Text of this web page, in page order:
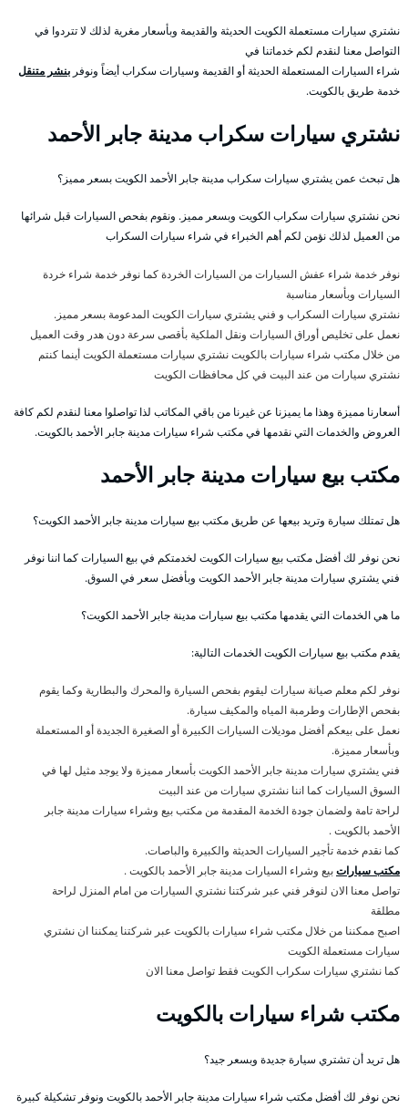
نشتري سيارات مستعملة الكويت الحديثة والقديمة وبأسعار مغرية لذلك لا تتردوا في
التواصل معنا لنقدم لكم خدماتنا في
شراء السيارات المستعملة الحديثة أو القديمة وسيارات سكراب أيضاً ونوفر بنشر متنقل
خدمة طريق بالكويت.
نشتري سيارات سكراب مدينة جابر الأحمد
هل تبحث عمن يشتري سيارات سكراب مدينة جابر الأحمد الكويت بسعر مميز؟
نحن نشتري سيارات سكراب الكويت وبسعر مميز. ونقوم بفحص السيارات قبل شرائها
من العميل لذلك نؤمن لكم أهم الخبراء في شراء سيارات السكراب
نوفر خدمة شراء عفش السيارات من السيارات الخردة كما نوفر خدمة شراء خردة
السيارات وبأسعار مناسبة
نشتري سيارات السكراب و فني يشتري سيارات الكويت المدعومة بسعر مميز.
نعمل على تخليص أوراق السيارات ونقل الملكية بأقصى سرعة دون هدر وقت العميل
من خلال مكتب شراء سيارات بالكويت نشتري سيارات مستعملة الكويت أينما كنتم
نشتري سيارات من عند البيت في كل محافظات الكويت
أسعارنا مميزة وهذا ما يميزنا عن غيرنا من باقي المكاتب لذا تواصلوا معنا لنقدم لكم كافة
العروض والخدمات التي نقدمها في مكتب شراء سيارات مدينة جابر الأحمد بالكويت.
مكتب بيع سيارات مدينة جابر الأحمد
هل تمتلك سيارة وتريد بيعها عن طريق مكتب بيع سيارات مدينة جابر الأحمد الكويت؟
نحن نوفر لك أفضل مكتب بيع سيارات الكويت لخدمتكم في بيع السيارات كما اننا نوفر
فني يشتري سيارات مدينة جابر الأحمد الكويت وبأفضل سعر في السوق.
ما هي الخدمات التي يقدمها مكتب بيع سيارات مدينة جابر الأحمد الكويت؟
يقدم مكتب بيع سيارات الكويت الخدمات التالية:
نوفر لكم معلم صيانة سيارات ليقوم بفحص السيارة والمحرك والبطارية وكما يقوم
بفحص الإطارات وطرمبة المياه والمكيف سيارة.
نعمل على بيعكم أفضل موديلات السيارات الكبيرة أو الصغيرة الجديدة أو المستعملة
وبأسعار مميزة.
فني يشتري سيارات مدينة جابر الأحمد الكويت بأسعار مميزة ولا يوجد مثيل لها في
السوق السيارات كما اننا نشتري سيارات من عند البيت
لراحة تامة ولضمان جودة الخدمة المقدمة من مكتب بيع وشراء سيارات مدينة جابر
الأحمد بالكويت .
كما نقدم خدمة تأجير السيارات الحديثة والكبيرة والباصات.
مكتب سياراتبيع وشراء السيارات مدينة جابر الأحمد بالكويت .
تواصل معنا الان لنوفر فني عبر شركتنا نشتري السيارات من امام المنزل لراحة
مطلقة
اصبح ممكننا من خلال مكتب شراء سيارات بالكويت عبر شركتنا يمكننا ان نشتري
سيارات مستعملة الكويت
كما نشتري سيارات سكراب الكويت فقط تواصل معنا الان
مكتب شراء سيارات بالكويت
هل تريد أن تشتري سيارة جديدة وبسعر جيد؟
نحن نوفر لك أفضل مكتب شراء سيارات مدينة جابر الأحمد بالكويت ونوفر تشكيلة كبيرة